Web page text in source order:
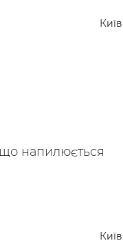
Київ
що напилюється
Київ